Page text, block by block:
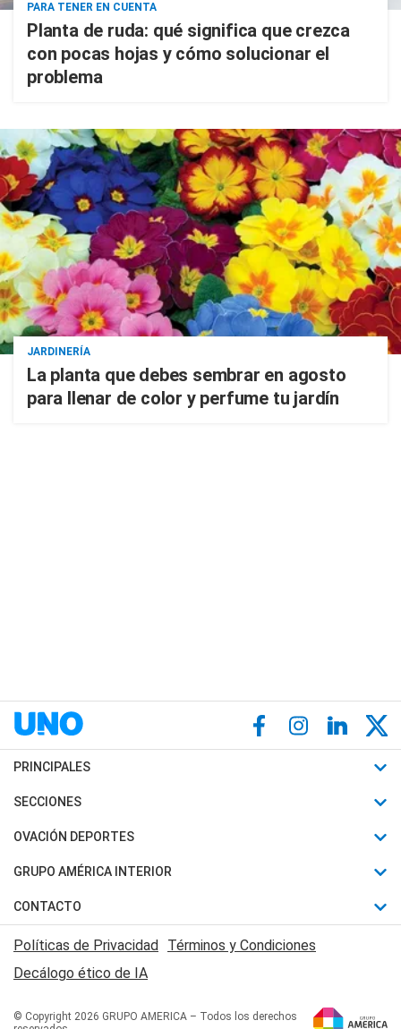
PARA TENER EN CUENTA
Planta de ruda: qué significa que crezca
con pocas hojas y cómo solucionar el
problema
JARDINERÍA
La planta que debes sembrar en agosto
para llenar de color y perfume tu jardín
PRINCIPALES
Últimas Noticias
Política
Judiciales
Economia
SECCIONES
Horóscopo
Motores
Trucos caseros
Series y Películas
Edictos y Solicitadas
OVACIÓN DEPORTES
Fútbol
Mundial
Automovilismo
Rugby
Básquet
GRUPO AMÉRICA INTERIOR
Canal 7 en Vivo
San Juan 8
CONTACTO
Acerca de Nosotros
Contactanos
Políticas de Privacidad Términos y Condiciones
Decálogo ético de IA
© Copyright 2026 GRUPO AMERICA – Todos los derechos